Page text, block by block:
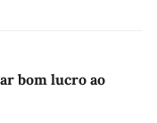
bom lucro ao